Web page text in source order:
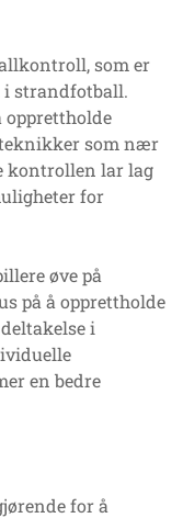
som er
i strandfotball.
opprettholde
teknikker som nær
kontrollen lar lag
for
øve på
på å opprettholde
i
en bedre
for å